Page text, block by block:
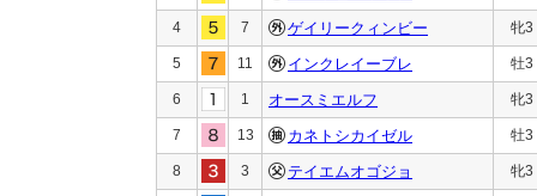
4 7 ゲイリークィンビー 牝3
5 11 インクレイーブレ 牡3
6 1 オースミエルフ 牝3
7 13 カネトシカイゼル 牡3
8 3 テイエムオゴジョ 牝3